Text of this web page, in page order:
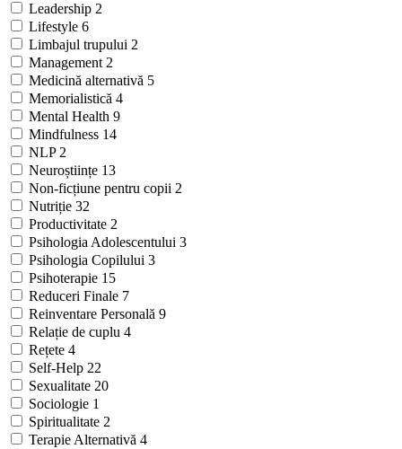
Leadership 2
Lifestyle 6
Limbajul trupului 2
Management 2
Medicină alternativă 5
Memorialistică 4
Mental Health 9
Mindfulness 14
NLP 2
Neuroștiințe 13
Non-ficțiune pentru copii 2
Nutriție 32
Productivitate 2
Psihologia Adolescentului 3
Psihologia Copilului 3
Psihoterapie 15
Reduceri Finale 7
Reinventare Personală 9
Relație de cuplu 4
Rețete 4
Self-Help 22
Sexualitate 20
Sociologie 1
Spiritualitate 2
Terapie Alternativă 4